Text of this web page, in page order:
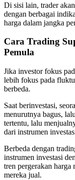
Di sisi lain, trader
dengan berbagai
harga dalam jangka
Cara Trading
Pemula
Jika investor fokus
lebih fokus pada
berbeda.
Saat berinvestasi,
menurutnya bagus,
tertentu, lalu
dari instrumen
Berbeda dengan
instrumen investasi
tren pergerakan
mereka jual.